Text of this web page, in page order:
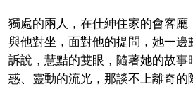
獨處的兩人，在仕紳住家的會客廳
與他對坐，面對他的提問，她一邊
訴說，慧黠的雙眼，隨著她的故事
惑、靈動的流光，那談不上離奇的